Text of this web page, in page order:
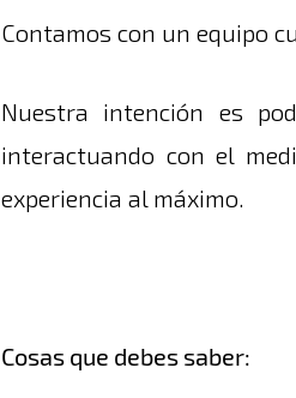
Contamos con un equipo
Nuestra intención es
interactuando con el
experiencia al máximo.
Cosas que debes saber: